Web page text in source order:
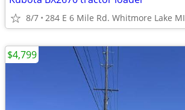
8/7 284 E 6 Mile Rd. Whitmore Lake MI
$4,799